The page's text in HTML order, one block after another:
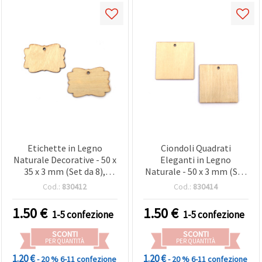
Etichette in Legno
Naturale Decorative - 50 x
35 x 3 mm (Set da 8),
Scrapbooking, e
Personalizzat
Cod.: 830412
1.50€ 1-5 confezione
SCONTI
PER QUANTITÀ
1.20 €- 20 %6-11 confezione
Ciondoli Quadrati
Eleganti in Legno
Naturale - 50 x 3 mm (Set
da 8) - Ideali, Bigiotteria,
Decorazioni Modern
Cod.: 830414
1.50€ 1-5 confezione
SCONTI
PER QUANTITÀ
1.20 €- 20 %6-11 confezione